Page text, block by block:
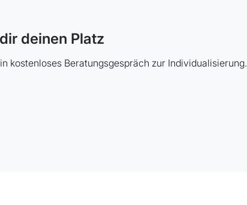
deinen Platz
kostenloses Beratungsgespräch zur Individualisierung.